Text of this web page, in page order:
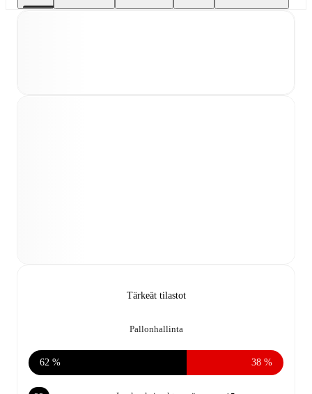
Tärkeät tilastot
Pallonhallinta
62 % 38 %